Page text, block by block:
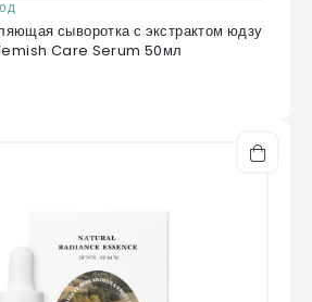
сыворотка с экстрактом юдзу
Care Serum 50мл